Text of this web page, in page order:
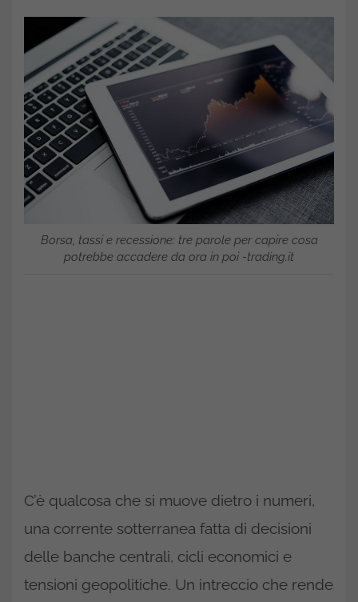
Borsa, tassi e recessione: tre parole per capire cosa
potrebbe accadere da ora in poi -trading.it
C’è qualcosa che si muove dietro i numeri,
una corrente sotterranea fatta di decisioni
delle banche centrali, cicli economici e
tensioni geopolitiche. Un intreccio che rende